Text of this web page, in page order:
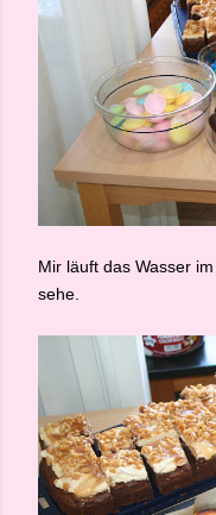
Mir läuft das Wasser
sehe.